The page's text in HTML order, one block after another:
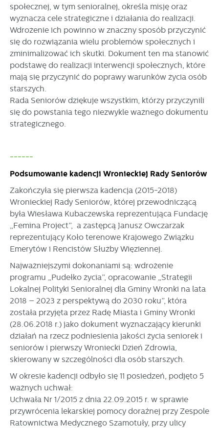
społecznej, w tym senioralnej, określa misję oraz
wyznacza cele strategiczne i działania do realizacji.
Wdrożenie ich powinno w znaczny sposób przyczynić
się do rozwiązania wielu problemów społecznych i
zminimalizować ich skutki. Dokument ten ma stanowić
podstawę do realizacji interwencji społecznych, które
mają się przyczynić do poprawy warunków życia osób
starszych.
Rada Seniorów dziękuje wszystkim, którzy przyczynili
się do powstania tego niezwykle ważnego dokumentu
strategicznego.
------
Podsumowanie kadencji Wronieckiej Rady Seniorów
Zakończyła się pierwsza kadencja (2015-2018)
Wronieckiej Rady Seniorów, której przewodniczącą
była Wiesława Kubaczewska reprezentująca Fundację
„Femina Project”, a zastępcą Janusz Owczarzak
reprezentujący Koło terenowe Krajowego Związku
Emerytów i Rencistów Służby Więziennej.
Najważniejszymi dokonaniami są: wdrożenie
programu „Pudełko życia”, opracowanie „Strategii
Lokalnej Polityki Senioralnej dla Gminy Wronki na lata
2018 – 2023 z perspektywą do 2030 roku”, która
została przyjęta przez Radę Miasta i Gminy Wronki
(28.06.2018 r.) jako dokument wyznaczający kierunki
działań na rzecz podniesienia jakości życia seniorek i
seniorów i pierwszy Wroniecki Dzień Zdrowia,
skierowany w szczególności dla osób starszych.
W okresie kadencji odbyło się 11 posiedzeń, podjęto 5
ważnych uchwał:
Uchwała Nr 1/2015 z dnia 22.09.2015 r. w sprawie
przywrócenia lekarskiej pomocy doraźnej przy Zespole
Ratownictwa Medycznego Szamotuły, przy ulicy